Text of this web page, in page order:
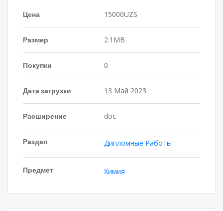
Цена 15000UZS
Размер 2.1MB
Покупки 0
Дата загрузки 13 Май 2023
Расширение doc
Раздел Дипломные Работы
Предмет Химия